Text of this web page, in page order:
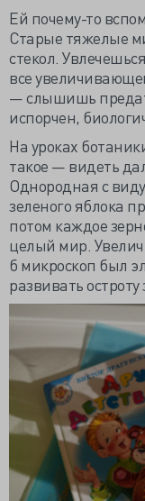
Ей почему-то
Старые тяжелые
стекол.
все
— слышишь
испорчен,
На уроках
такое — видеть
Однородная с
зеленого яблока
потом каждое
целый мир.
б микроскоп был
развивать